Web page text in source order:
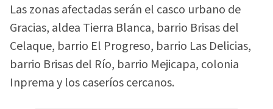
Las zonas afectadas serán el casco urbano de
Gracias, aldea Tierra Blanca, barrio Brisas del
Celaque, barrio El Progreso, barrio Las Delicias,
barrio Brisas del Río, barrio Mejicapa, colonia
Inprema y los caseríos cercanos.